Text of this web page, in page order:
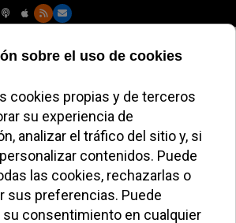
rechaza el
sobre la